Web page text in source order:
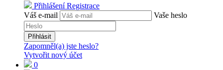
Přihlášení Registrace
Váš e-mail
Vaše heslo
Přihlásit
Zapomněl(a) jste heslo?
Vytvořit nový účet
0